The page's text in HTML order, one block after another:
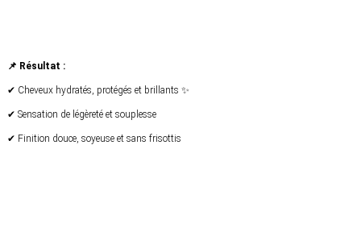
📌 Résultat :
✔ Cheveux hydratés, protégés et brillants ✨
✔ Sensation de légèreté et souplesse
✔ Finition douce, soyeuse et sans frisottis